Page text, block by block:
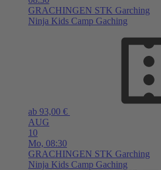
GRACHINGEN STK Garching
Ninja Kids Camp Gaching
ab 93,00 €
AUG
10
Mo, 08:30
GRACHINGEN STK Garching
Ninja Kids Camp Gaching